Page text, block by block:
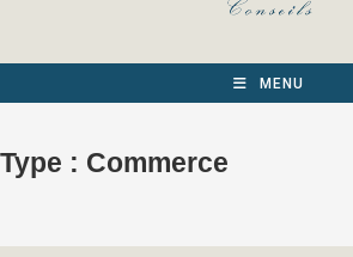
MENU
Type : Commerce